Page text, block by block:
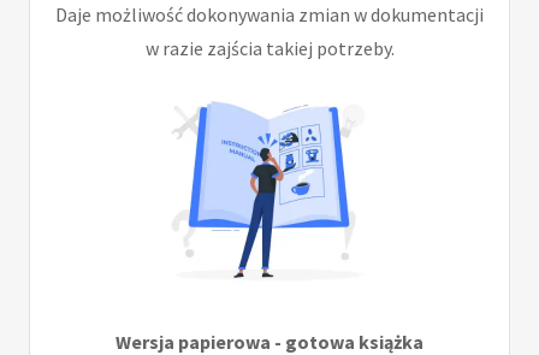
Daje możliwość dokonywania zmian w dokumentacji
w razie zajścia takiej potrzeby.
Wersja papierowa - gotowa książka